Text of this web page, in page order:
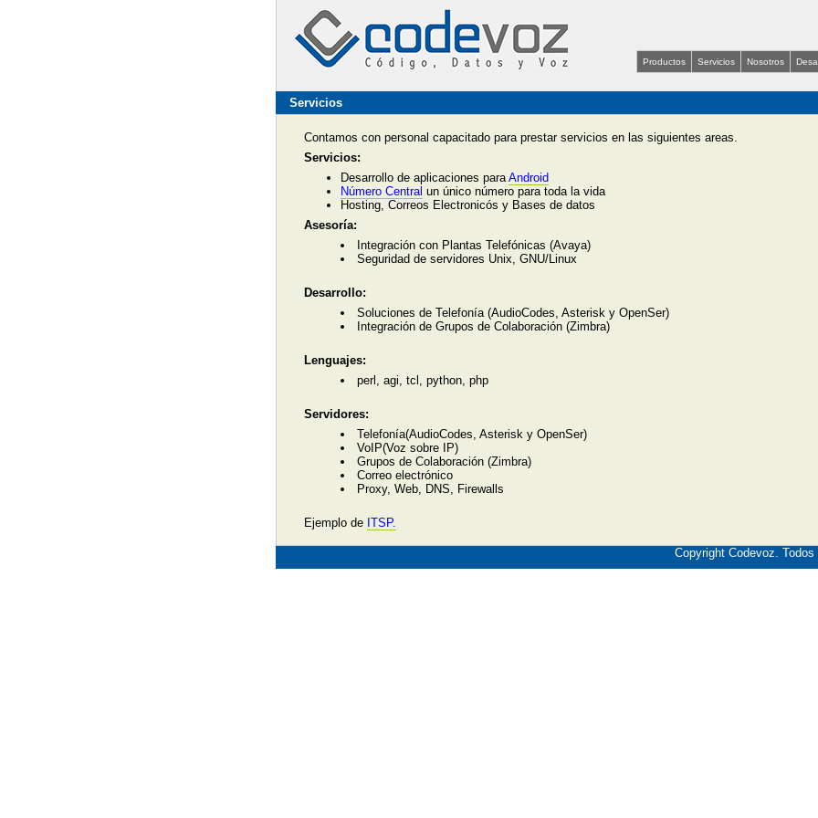
Productos Servicios Nosotros
Servicios
Contamos con personal capacitado para prestar servicios en las siguientes areas.
Servicios:
Desarrollo de aplicaciones paraAndroid
Número Central un único número para toda la vida
Hosting, Correos Electronicós y Bases de datos
Asesoría:
Integración con Plantas Telefónicas (Avaya)
Seguridad de servidores Unix, GNU/Linux
Desarrollo:
Soluciones de Telefonía (AudioCodes, Asterisk y OpenSer)
Integración de Grupos de Colaboración (Zimbra)
Lenguajes:
perl, agi, tcl, python, php
Servidores:
Telefonía(AudioCodes, Asterisk y OpenSer)
VoIP(Voz sobre IP)
Grupos de Colaboración (Zimbra)
Correo electrónico
Proxy, Web, DNS, Firewalls
Ejemplo de ITSP.
Copyright Codevoz.